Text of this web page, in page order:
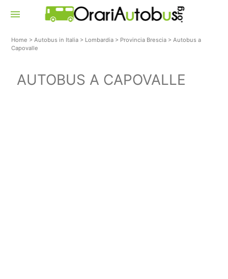
menu
Home >Autobus in Italia > Lombardia > Provincia Brescia >Autobus a
Capovalle
AUTOBUS A CAPOVALLE